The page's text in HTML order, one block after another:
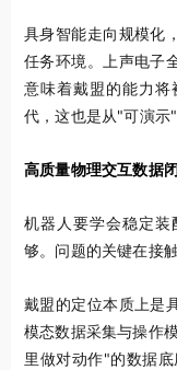
具身智能走向规模化
任务环境。上声电子
意味着戴盟的能力
代，这也是从"可演示
高质量物理交互数据
机器人要学会稳定
够。问题的关键在接
戴盟的定位本质上是
模态数据采集与操作
里做对动作"的数据